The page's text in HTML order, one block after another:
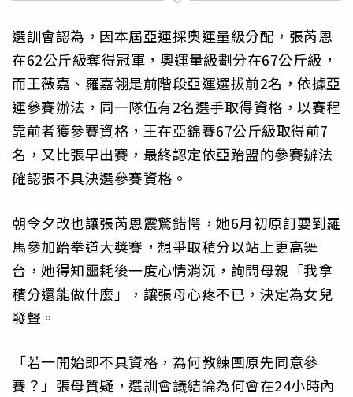
選訓會認為，因本屆亞運採奧運量級分配，張芮恩
在62公斤級奪得冠軍，奧運量級劃分在67公斤級，
而王薇嘉、羅嘉翎是前階段亞運選拔前2名，依據亞
運參賽辦法，同一隊伍有2名選手取得資格，以賽程
靠前者獲參賽資格，王在亞錦賽67公斤級取得前7
名，又比張早出賽，最終認定依亞跆盟的參賽辦法
確認張不具決選參賽資格。
朝令夕改也讓張芮恩震驚錯愕，她6月初原訂要到羅
馬參加跆拳道大獎賽，想爭取積分以站上更高舞
台，她得知噩耗後一度心情消沉，詢問母親「我拿
積分還能做什麼」，讓張母心疼不已，決定為女兒
發聲。
「若一開始即不具資格，為何教練團原先同意參
賽？」張母質疑，選訓會議結論為何會在24小時內